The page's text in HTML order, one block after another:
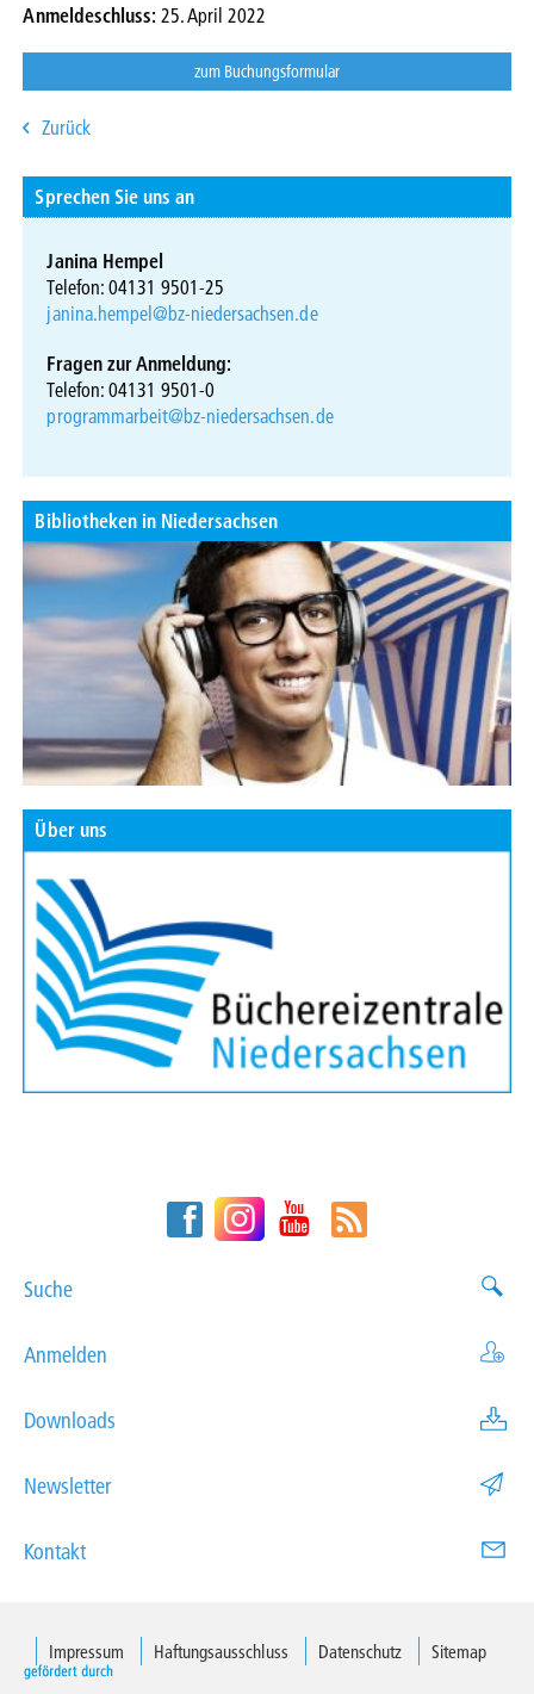
Anmeldeschluss: 25. April 2022
zum Buchungsformular
Zurück
Sprechen Sie uns an
Janina Hempel
Telefon: 04131 9501-25
janina.hempel@bz-niedersachsen.de
Fragen zur Anmeldung:
Telefon: 04131 9501-0
programmarbeit@bz-niedersachsen.de
Bibliotheken in Niedersachsen
Über uns
Suche
Anmelden
Downloads
Newsletter
Kontakt
Impressum Haftungsausschluss Datenschutz Sitemap